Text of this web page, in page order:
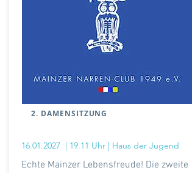
2. DAMENSITZUNG
16.01.2027 | 19.11 Uhr | Haus der Jugend
Echte Mainzer Lebensfreude! Die zweite